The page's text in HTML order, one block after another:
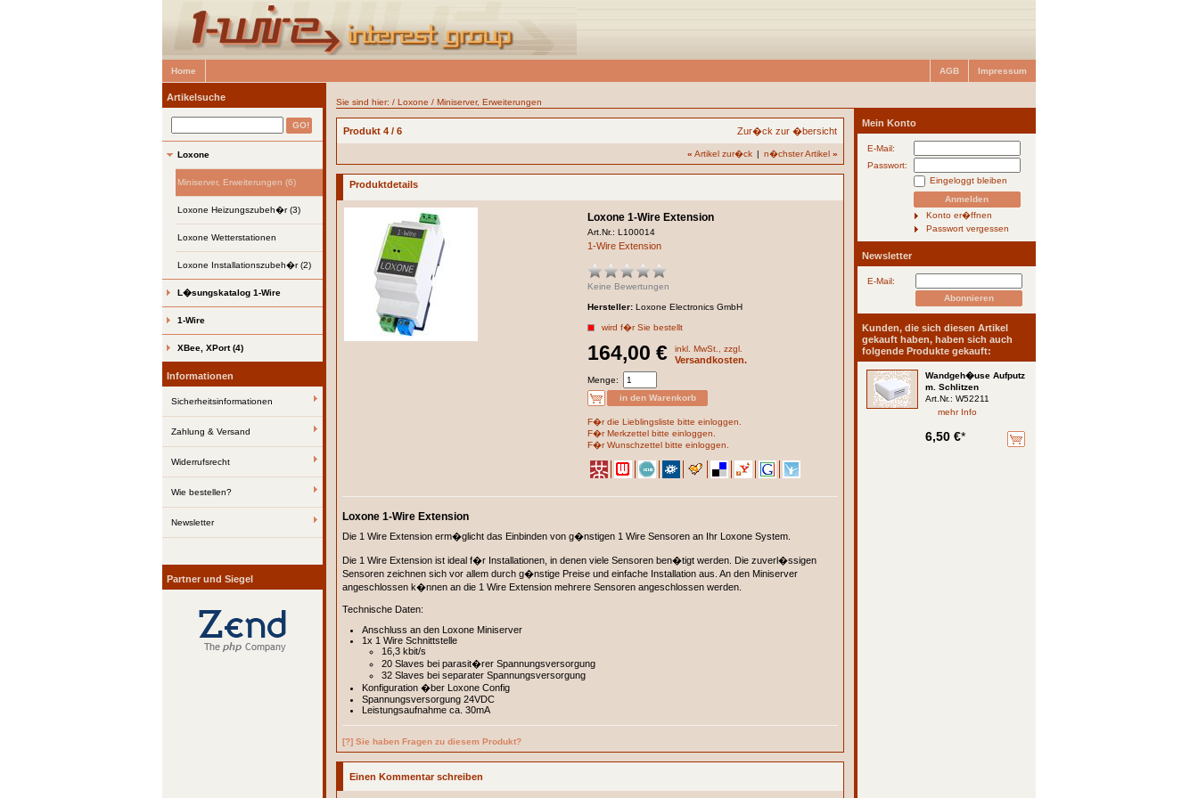
Home AGB Impressum
Artikelsuche
Loxone
Miniserver, Erweiterungen (6)
Loxone Heizungszubeh�r (3)
Loxone Wetterstationen
Loxone Installationszubeh�r (2)
L�sungskatalog 1-Wire
1-Wire
XBee, XPort (4)
Informationen
Sicherheitsinformationen
Zahlung & Versand
Widerrufsrecht
Wie bestellen?
Newsletter
Partner und Siegel
Sie sind hier: / Loxone / Miniserver, Erweiterungen
Mein Konto
E-Mail:
Passwort:
Eingeloggt bleiben
Konto er�ffnen
Passwort vergessen
Newsletter
E-Mail:
Kunden, die sich diesen Artikel
gekauft haben, haben sich auch
folgende Produkte gekauft:
Wandgeh�use Aufputz
m. Schlitzen
Art.Nr.: W52211
mehr Info
6,50 €*
Produkt 4 / 6 Zur�ck zur �bersicht
« Artikel zur�ck | n�chster Artikel »
Produktdetails
Loxone 1-Wire Extension
Art.Nr.: L100014
1-Wire Extension
Keine Bewertungen
Hersteller: Loxone Electronics GmbH
wird f�r Sie bestellt
164,00 € inkl. MwSt., zzgl.
Versandkosten.
Menge:
F�r die Lieblingsliste bitte einloggen.
F�r Merkzettel bitte einloggen.
F�r Wunschzettel bitte einloggen.
Loxone 1-Wire Extension
Die 1 Wire Extension erm�glicht das Einbinden von g�nstigen 1 Wire Sensoren an Ihr Loxone System.
Die 1 Wire Extension ist ideal f�r Installationen, in denen viele Sensoren ben�tigt werden. Die zuverl�ssigen
Sensoren zeichnen sich vor allem durch g�nstige Preise und einfache Installation aus. An den Miniserver
angeschlossen k�nnen an die 1 Wire Extension mehrere Sensoren angeschlossen werden.
Technische Daten:
Anschluss an den Loxone Miniserver
1x 1 Wire Schnittstelle
16,3 kbit/s
20 Slaves bei parasit�rer Spannungsversorgung
32 Slaves bei separater Spannungsversorgung
Konfiguration �ber Loxone Config
Spannungsversorgung 24VDC
Leistungsaufnahme ca. 30mA
[?] Sie haben Fragen zu diesem Produkt?
Einen Kommentar schreiben